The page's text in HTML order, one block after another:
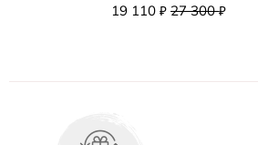
19 110 ₽ 27 300₽